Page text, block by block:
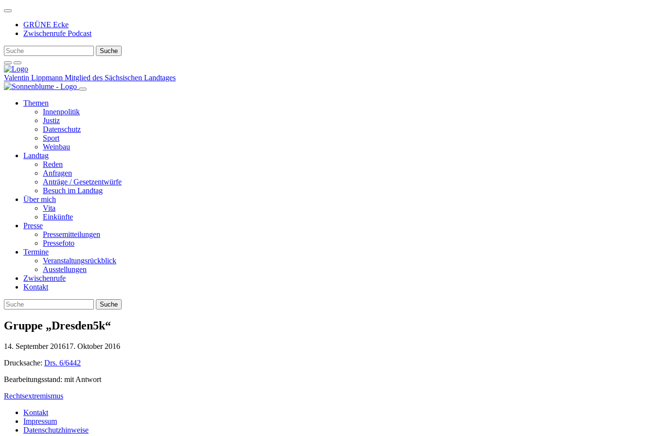
Weiter
Inhalt
GRÜNE Ecke
Zwischenrufe Podcast
Valentin Lippmann Mitglied des Sächsischen Landtages
Themen
Innenpolitik
Justiz
Datenschutz
Sport
Weinbau
Landtag
Reden
Anfragen
Anträge / Gesetzentwürfe
Besuch im Landtag
Über mich
Vita
Einkünfte
Presse
Pressemitteilungen
Pressefoto
Termine
Veranstaltungsrückblick
Ausstellungen
Zwischenrufe
Kontakt
Gruppe „Dresden5k“
14. September 201617. Oktober 2016
Drucksache: Drs. 6/6442
Bearbeitungsstand: mit Antwort
Rechtsextremismus
Kontakt
Impressum
Datenschutzhinweise